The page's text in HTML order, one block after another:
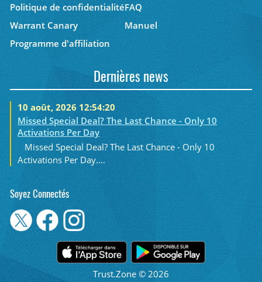
Politique de confidentialitéFAQ
Warrant Canary
Manuel
Programme d'affiliation
Dernières news
10 août, 2026 12:54:20
Missed Special Deal? The Last Chance - Only 10
Activations Per Day
Missed Special Deal? The Last Chance - Only 10
Activations Per Day....
Soyez Connectés
Trust.Zone © 2026